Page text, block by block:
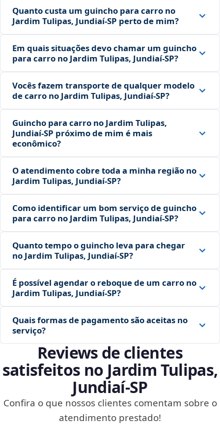
Quanto custa um guincho para carro no
Jardim Tulipas, Jundiaí‑SP perto de mim?
Em quais situações devo chamar um guincho
para carro no Jardim Tulipas, Jundiaí‑SP?
Vocês fazem transporte de qualquer modelo
de carro no Jardim Tulipas, Jundiaí‑SP?
Guincho para carro no Jardim Tulipas,
Jundiaí‑SP próximo de mim é mais
econômico?
O atendimento cobre toda a minha região no
Jardim Tulipas, Jundiaí‑SP?
Como identificar um bom serviço de guincho
para carro no Jardim Tulipas, Jundiaí‑SP?
Quanto tempo o guincho leva para chegar
no Jardim Tulipas, Jundiaí‑SP?
É possível agendar o reboque de um carro no
Jardim Tulipas, Jundiaí‑SP?
Quais formas de pagamento são aceitas no
serviço?
Reviews de clientes
satisfeitos no Jardim Tulipas,
Jundiaí‑SP
Confira o que nossos clientes comentam sobre o
atendimento prestado!